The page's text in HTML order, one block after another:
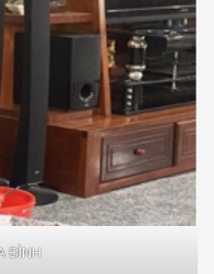
ĐÌNH